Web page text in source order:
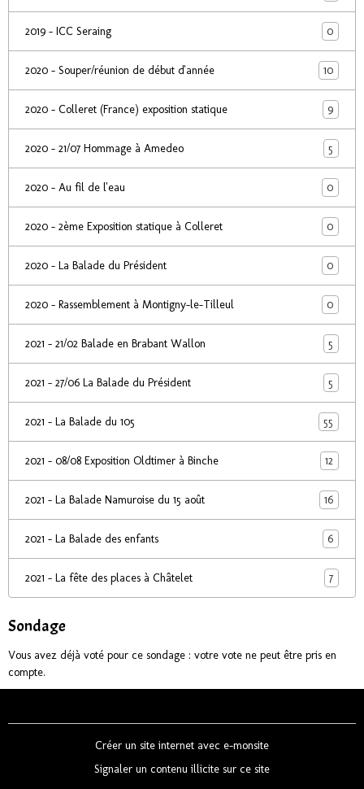
2019 - ICC Seraing 0
2020 - Souper/réunion de début d'année 10
2020 - Colleret (France) exposition statique 9
2020 - 21/07 Hommage à Amedeo 5
2020 - Au fil de l'eau 0
2020 - 2ème Exposition statique à Colleret 0
2020 - La Balade du Président 0
2020 - Rassemblement à Montigny-le-Tilleul 0
2021 - 21/02 Balade en Brabant Wallon 5
2021 - 27/06 La Balade du Président 5
2021 - La Balade du 105 55
2021 - 08/08 Exposition Oldtimer à Binche 12
2021 - La Balade Namuroise du 15 août 16
2021 - La Balade des enfants 6
2021 - La fête des places à Châtelet 7
Sondage
Vous avez déjà voté pour ce sondage : votre vote ne peut être pris en
compte.
Créer un site internet avec e-monsite
Signaler un contenu illicite sur ce site